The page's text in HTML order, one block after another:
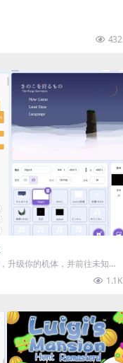
432
升级你的机体，并前往未知领
探索冒...
1.1K